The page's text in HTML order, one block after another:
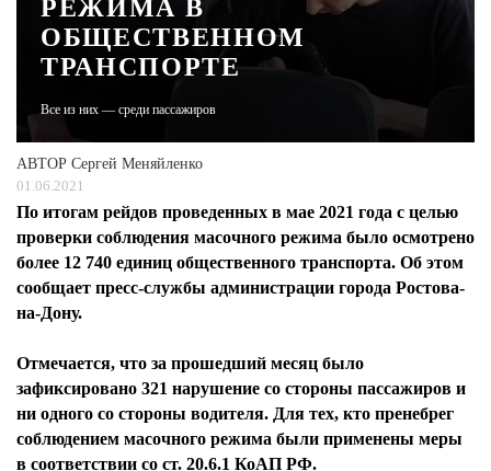
ЖУРНАЛ
РЕЖИМА В
ОБЩЕСТВЕННОМ
ТРАНСПОРТЕ
Все из них — среди пассажиров
АВТОР Сергей Меняйленко
01.06.2021
По итогам рейдов проведенных в мае 2021 года с целью
проверки соблюдения масочного режима было осмотрено
более 12 740 единиц общественного транспорта. Об этом
сообщает пресс-службы администрации города Ростова-
на-Дону.
Отмечается, что за прошедший месяц было
зафиксировано 321 нарушение со стороны пассажиров и
ни одного со стороны водителя. Для тех, кто пренебрег
соблюдением масочного режима были применены меры
в соответствии со ст. 20.6.1 КоАП РФ.